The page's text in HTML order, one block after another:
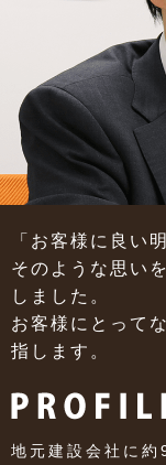
「お客様に良い
そのような思い
しました。
お客様にとって
指します。
地元建設会社に約